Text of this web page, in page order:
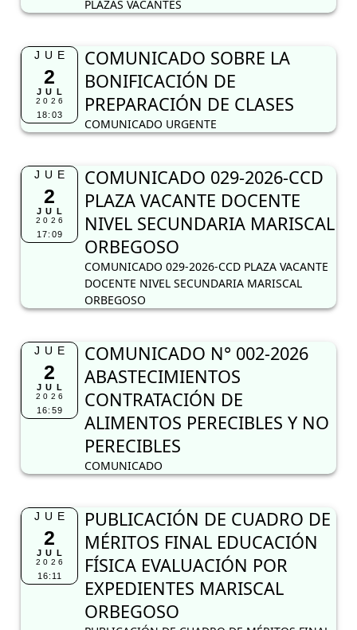
2
JUL
2026
17:09
PLAZA VACANTE DOCENTE
NIVEL SECUNDARIA MARISCAL
ORBEGOSO
COMUNICADO 029-2026-CCD PLAZA VACANTE
JUE
2
COMUNICADO N° 002-2026
ABASTECIMIENTOS
CONTRATACIÓN DE
ALIMENTOS PERECIBLES Y NO
PERECIBLES
JUE
2
JUL
PUBLICACIÓN DE CUADRO DE
MÉRITOS FINAL EDUCACIÓN
FÍSICA EVALUACIÓN POR
EXPEDIENTES MARISCAL
ORBEGOSO
EDUCACIÓN FÍSICA EVALUACIÓN POR
EXPEDIENTES MARISCAL ORBEGOSO
JUE
PUBLICACIÓN DEL CUADRO
DE MÉRITOS PRELIMINAR